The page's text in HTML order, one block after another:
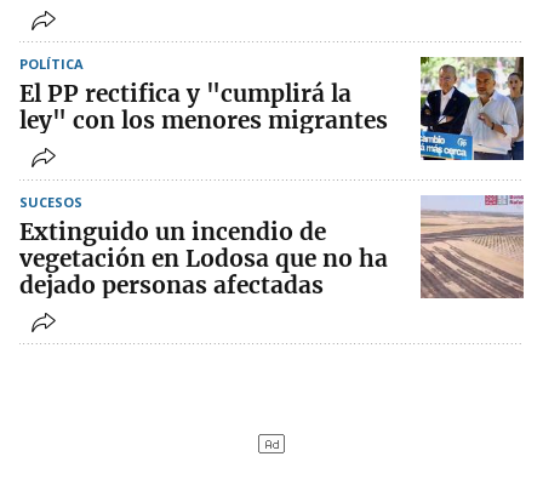
POLÍTICA
El PP rectifica y "cumplirá la
ley" con los menores migrantes
SUCESOS
Extinguido un incendio de
vegetación en Lodosa que no ha
dejado personas afectadas